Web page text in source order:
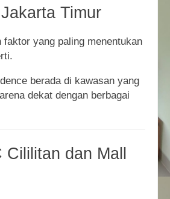
Timur
faktor yang paling menentukan
berada di kawasan yang
dekat dengan berbagai
Cililitan dan Mall